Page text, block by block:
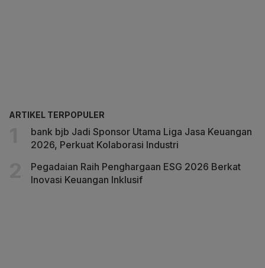
ARTIKEL TERPOPULER
bank bjb Jadi Sponsor Utama Liga Jasa Keuangan
2026, Perkuat Kolaborasi Industri
Pegadaian Raih Penghargaan ESG 2026 Berkat
Inovasi Keuangan Inklusif